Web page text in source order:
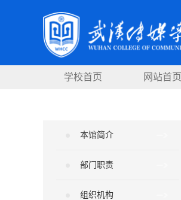
学校首页 网站首页
本馆简介
部门职责
组织机构